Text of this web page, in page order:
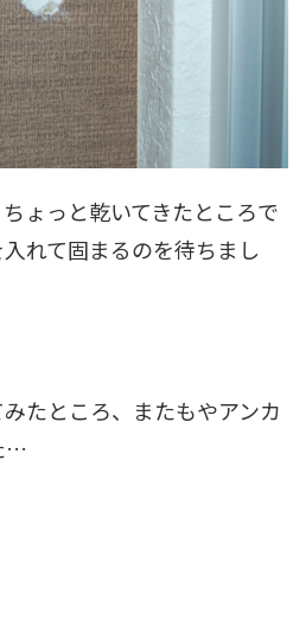
ょっと乾いてきたところで
れて固まるのを待ちまし
たところ、またもやアンカ
…